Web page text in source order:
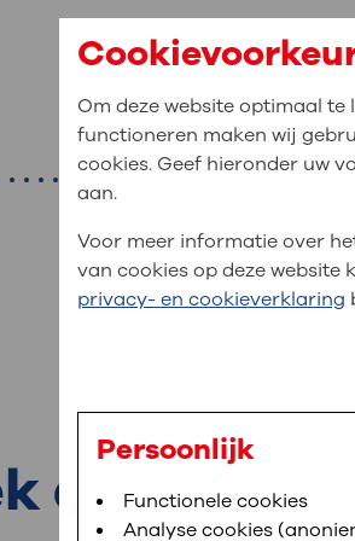
website navigatie
bent u naar
,MijnOLVG,
In MijnOLVG kunt u uw
het u uitkomt. OLVG breidt
en
Om deze website optimaal te
functioneren maken wij
cookies. Geef hieronder uw
aan.
Voor meer informatie over
van cookies op deze website
privacy- en cookieverklaring
Persoonlijk
Functionele cookies
Analyse cookies